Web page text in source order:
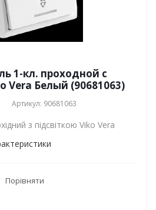
1-кл. проходной с
Vera Белый (90681063)
Артикул: 90681063
з підсвіткою Viko Vera
Порівняти